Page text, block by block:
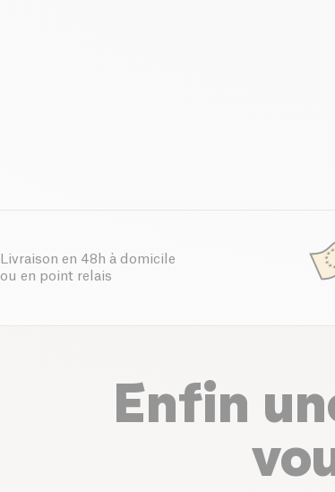
Livraison en 48h à domicile
ou en point relais
Enfin